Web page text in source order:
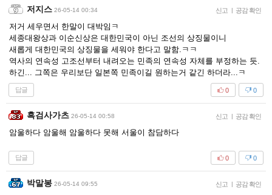
저지스 26-05-14 00:34 신고 | 공감 확인
저거 세우면서 한말이 대박임ㅋ
세종대왕상과 이순신상은 대한민국이 아닌 조선의 상징물이니
새롭게 대한민국의 상징물을 세워야 한다고 말함.ㅋㅋ
역사의 연속성 고조선부터 내려오는 민족의 연속성 자체를 부정하는 듯.
하긴... 그쪽은 우리보단 일본쪽 민족이길 원하는거 같긴 하더라...ㅋ
답글 0
0
흑검사가츠 26-05-14 00:58 신고 | 공감 확인
암울하다 암울해 암울하다 못해 서울이 참담하다
답글 0
0
박말봉 26-05-14 09:55 신고 | 공감 확인